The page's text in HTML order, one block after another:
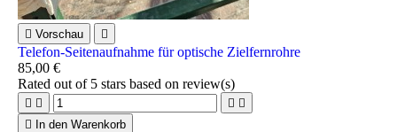
 Vorschau 
Telefon-Seitenaufnahme für optische Zielfernrohre
85,00 €
Rated out of 5 stars based on review(s)
   

In den Warenkorb